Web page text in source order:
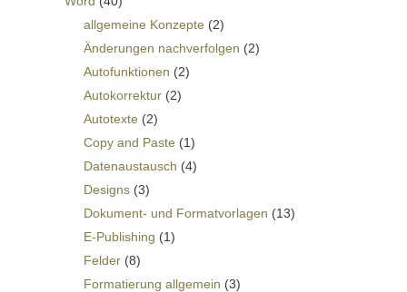
allgemeine Konzepte (2)
Änderungen nachverfolgen (2)
Autofunktionen (2)
Autokorrektur (2)
Autotexte (2)
Copy and Paste (1)
Datenaustausch (4)
Designs (3)
Dokument- und Formatvorlagen (13)
E-Publishing (1)
Felder (8)
Formatierung allgemein (3)